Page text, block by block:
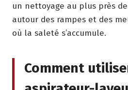
un nettoyage au plus près
autour des rampes et des
où la saleté s’accumule.
Comment